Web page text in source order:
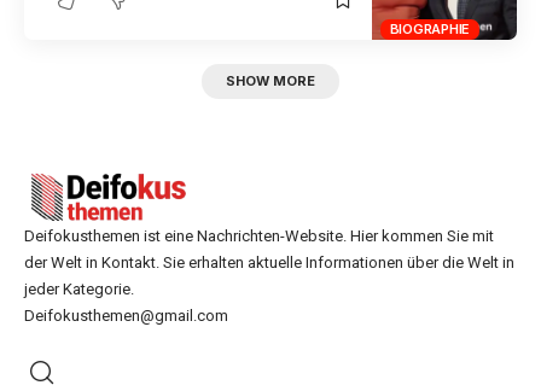
BIOGRAPHIE
SHOW MORE
Deifokusthemen ist eine Nachrichten-Website. Hier kommen Sie mit
der Welt in Kontakt. Sie erhalten aktuelle Informationen über die Welt in
jeder Kategorie.
Deifokusthemen@gmail.com